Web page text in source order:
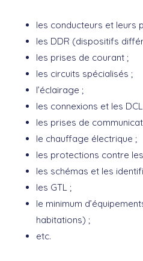
les conducteurs et leurs
les DDR (dispositifs
les prises de courant ;
les circuits spécialisés ;
l’éclairage ;
les connexions et les
les prises de
le chauffage électrique ;
les protections contre
les schémas et les
les GTL ;
le minimum
habitations) ;
etc.